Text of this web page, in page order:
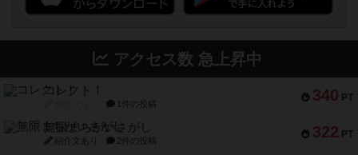
アクセス数 急上昇中
340 PT
コレクト！
1件の投稿
322 PT
無限まちがいさがし
紹介文あり 2件の投稿